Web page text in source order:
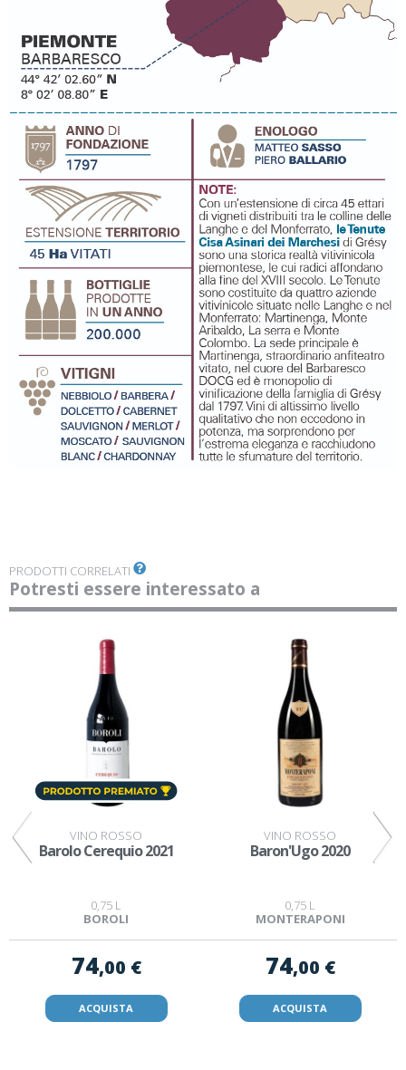
PRODOTTI CORRELATI
Potresti essere interessato a
VINO ROSSO
Barolo Cerequio 2021
0,75 L
BOROLI
74,00 €
ACQUISTA
VINO ROSSO
Baron'Ugo 2020
0,75 L
MONTERAPONI
74,00 €
ACQUISTA